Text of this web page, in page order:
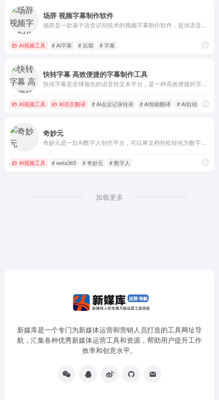
场辞 视频字幕制作软件
AI视频工具 # AI字幕 # 后期 # 字幕
快转字幕 高效便捷的字幕制作工具
AI视频工具 AI语言翻译 # AI会议记录转录 # AI智能翻译 # AI自动翻译
奇妙元
AI视频工具 # weta365 # 奇妙元 # 数字人
加载更多
新媒库是一个专门为新媒体运营和营销人员打造的工具网址导
航，汇集各种优秀新媒体运营工具和资源，帮助用户提升工作
效率和创意水平。